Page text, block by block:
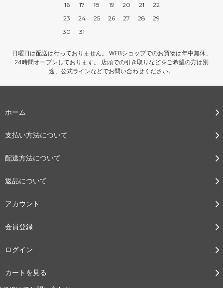
16
17 18 19 20 21
22
23
24 25 26 27 28
29
30
31
日曜日は配送は行っておりません。 WEBショップでのお買物は年中無休、
24時間オープンしております。 店頭での引き取りなどをご希望の方は別
途、公式ラインなどでお問い合わせください。
ホーム
支払い方法について
配送方法について
返品について
アカウント
会員登録
ログイン
カートを見る